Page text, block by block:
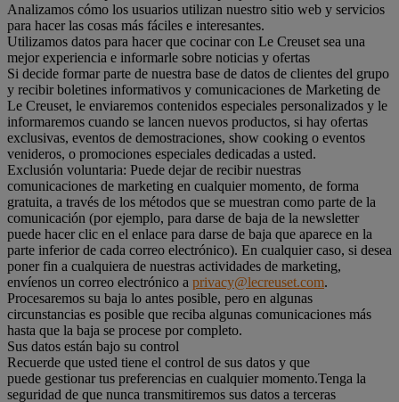
Analizamos cómo los usuarios utilizan nuestro sitio web y servicios
para hacer las cosas más fáciles e interesantes.
Utilizamos datos para hacer que cocinar con Le Creuset sea una
mejor experiencia e informarle sobre noticias y ofertas
Si decide formar parte de nuestra base de datos de clientes del grupo
y recibir boletines informativos y comunicaciones de Marketing de
Le Creuset, le enviaremos contenidos especiales personalizados y le
informaremos cuando se lancen nuevos productos, si hay ofertas
exclusivas, eventos de demostraciones, show cooking o eventos
venideros, o promociones especiales dedicadas a usted.
Exclusión voluntaria: Puede dejar de recibir nuestras
comunicaciones de marketing en cualquier momento, de forma
gratuita, a través de los métodos que se muestran como parte de la
comunicación (por ejemplo, para darse de baja de la newsletter
puede hacer clic en el enlace para darse de baja que aparece en la
parte inferior de cada correo electrónico). En cualquier caso, si desea
poner fin a cualquiera de nuestras actividades de marketing,
envíenos un correo electrónico a privacy@lecreuset.com.
Procesaremos su baja lo antes posible, pero en algunas
circunstancias es posible que reciba algunas comunicaciones más
hasta que la baja se procese por completo.
Sus datos están bajo su control
Recuerde que usted tiene el control de sus datos y que
puede gestionar tus preferencias en cualquier momento.Tenga la
seguridad de que nunca transmitiremos sus datos a terceras